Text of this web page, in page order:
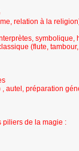
relation à la
symbolique,
(flute,
, autel, préparation
piliers de la magie :